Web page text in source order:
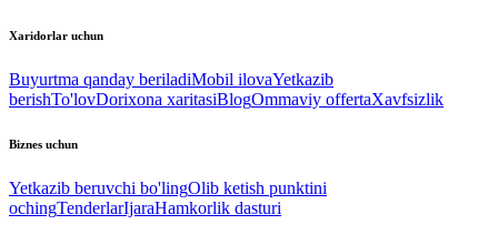
Xaridorlar uchun
Buyurtma qanday beriladiMobil ilovaYetkazib
berishTo'lovDorixona xaritasiBlogOmmaviy offertaXavfsizlik
Biznes uchun
Yetkazib beruvchi bo'lingOlib ketish punktini
ochingTenderlarIjaraHamkorlik dasturi